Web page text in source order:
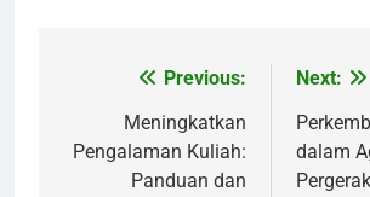
navigation
Previous:
Meningkatkan
Pengalaman Kuliah:
Panduan dan
Next:
dalam